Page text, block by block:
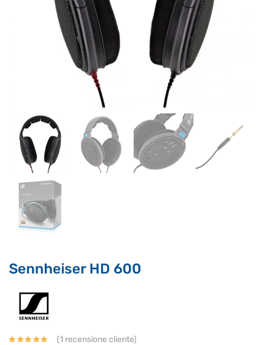
Sennheiser HD 600
(1 recensione cliente)
Supporto clienti RF Assist
Ciao, Come posso aiutarti?
Puoi chiedermi informazioni generali o specifiche su certi
prodotti.
Per ottenere dettagli su un determinato prodotto
assicurati di indicarne il nome completo